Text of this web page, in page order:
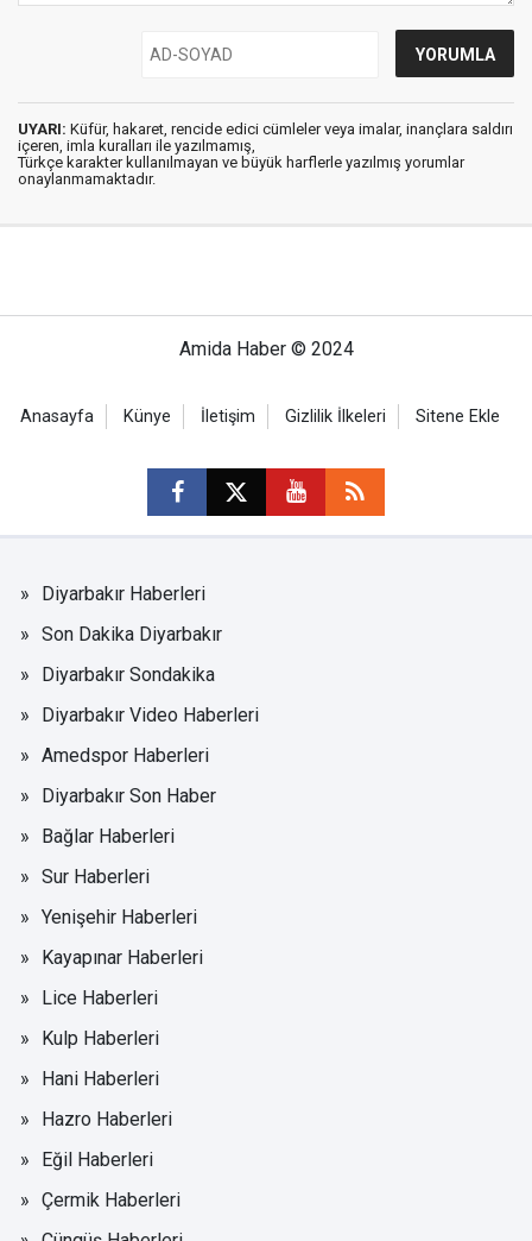
UYARI: Küfür, hakaret, rencide edici cümleler veya imalar, inançlara saldırı
içeren, imla kuralları ile yazılmamış,
Türkçe karakter kullanılmayan ve büyük harflerle yazılmış yorumlar
onaylanmamaktadır.
Amida Haber © 2024
Anasayfa Künye İletişim Gizlilik İlkeleri Sitene Ekle
Diyarbakır Haberleri
Son Dakika Diyarbakır
Diyarbakır Sondakika
Diyarbakır Video Haberleri
Amedspor Haberleri
Diyarbakır Son Haber
Bağlar Haberleri
Sur Haberleri
Yenişehir Haberleri
Kayapınar Haberleri
Lice Haberleri
Kulp Haberleri
Hani Haberleri
Hazro Haberleri
Eğil Haberleri
Çermik Haberleri